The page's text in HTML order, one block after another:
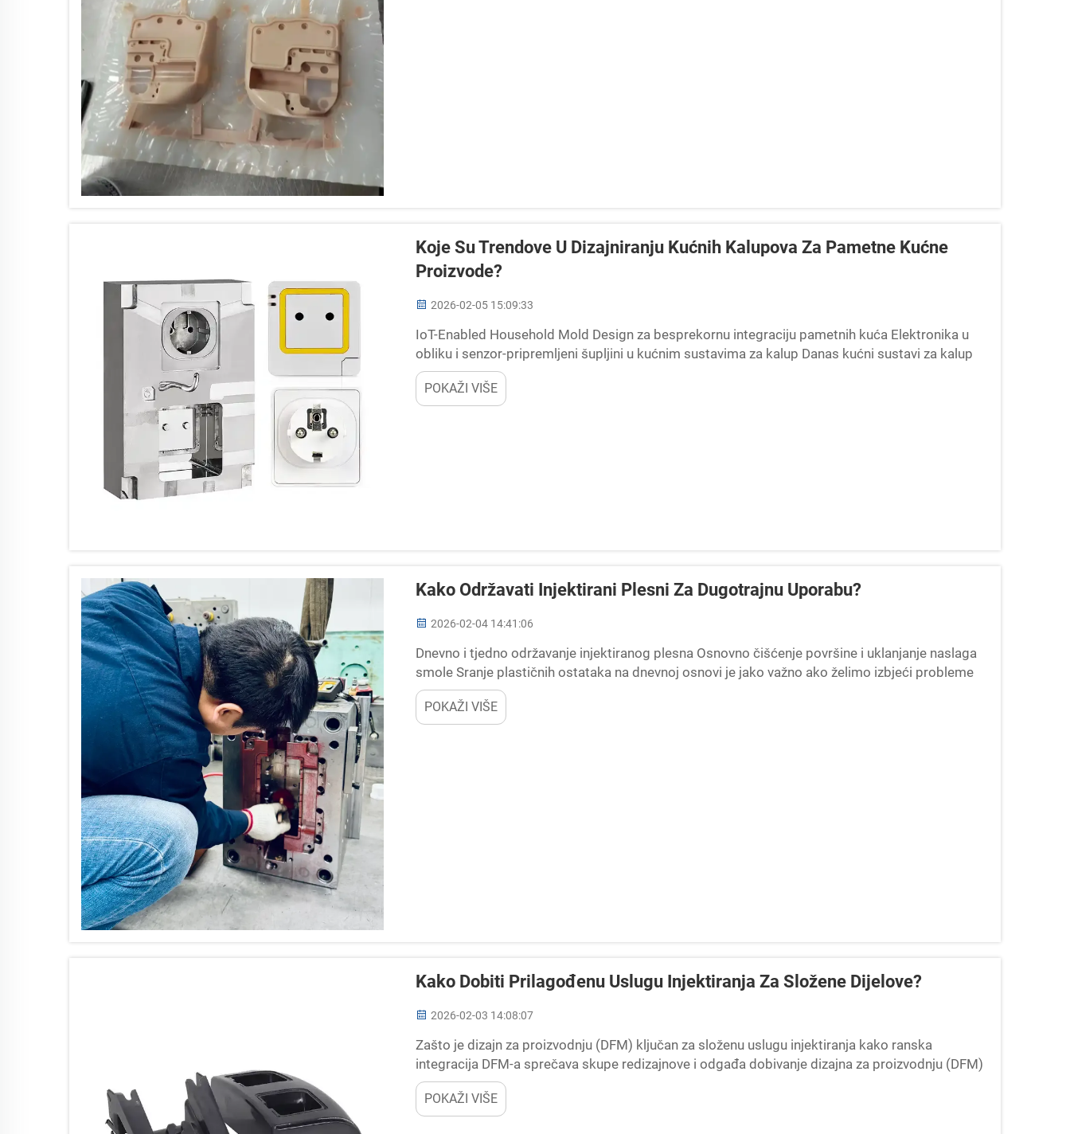
Koje Su Trendove U Dizajniranju Kućnih Kalupova Za Pametne Kućne
Proizvode?
2026-02-05 15:09:33
IoT-Enabled Household Mold Design za besprekornu integraciju pametnih kuća Elektronika u
obliku i senzor-pripremljeni šupljini u kućnim sustavima za kalup Danas kućni sustavi za kalup
sad uključuju tehnologiju elektronike u obliku (IME) koja zapravo gradi senzore i...
POKAŽI VIŠE
Kako Održavati Injektirani Plesni Za Dugotrajnu Uporabu?
2026-02-04 14:41:06
Dnevno i tjedno održavanje injektiranog plesna Osnovno čišćenje površine i uklanjanje naslaga
smole Sranje plastičnih ostataka na dnevnoj osnovi je jako važno ako želimo izbjeći probleme
poput stvaranja bljeska, dimenzionalnih problema i korozije.
POKAŽI VIŠE
Kako Dobiti Prilagođenu Uslugu Injektiranja Za Složene Dijelove?
2026-02-03 14:08:07
Zašto je dizajn za proizvodnju (DFM) ključan za složenu uslugu injektiranja kako ranska
integracija DFM-a sprečava skupe redizajnove i odgađa dobivanje dizajna za proizvodnju (DFM)
od prvog dana je ključno pri radu na komp...
POKAŽI VIŠE